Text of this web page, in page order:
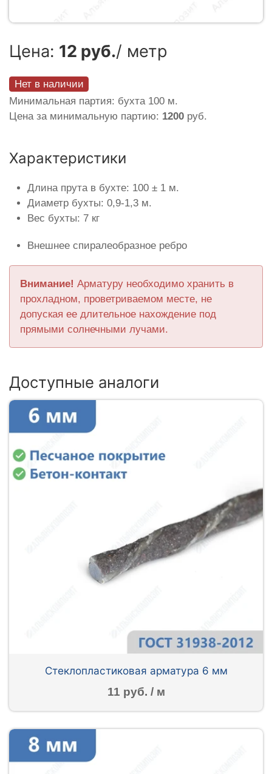
Цена: 12 руб./ метр
Нет в наличии
Минимальная партия: бухта 100 м.
Цена за минимальную партию: 1200 руб.
Характеристики
Длина прута в бухте: 100 ± 1 м.
Диаметр бухты: 0,9-1,3 м.
Вес бухты: 7 кг
Внешнее спиралеобразное ребро
Внимание! Арматуру необходимо хранить в
прохладном, проветриваемом месте, не
допуская ее длительное нахождение под
прямыми солнечными лучами.
Доступные аналоги
Стеклопластиковая арматура 6 мм
11 руб. / м